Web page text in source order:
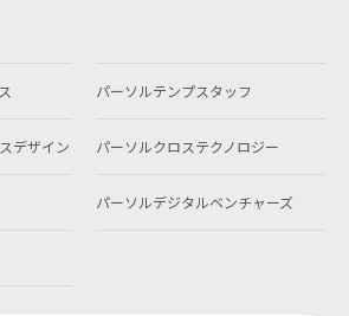
パーソルテンプスタッフ
デザイン パーソルクロステクノロジー
パーソルデジタルベンチャーズ